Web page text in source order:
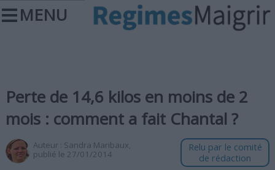
MENU
Perte de 14,6 kilos en moins de 2
mois : comment a fait Chantal ?
Auteur : Sandra Maribaux,
publié le 27/01/2014
Relu par le comité
de rédaction